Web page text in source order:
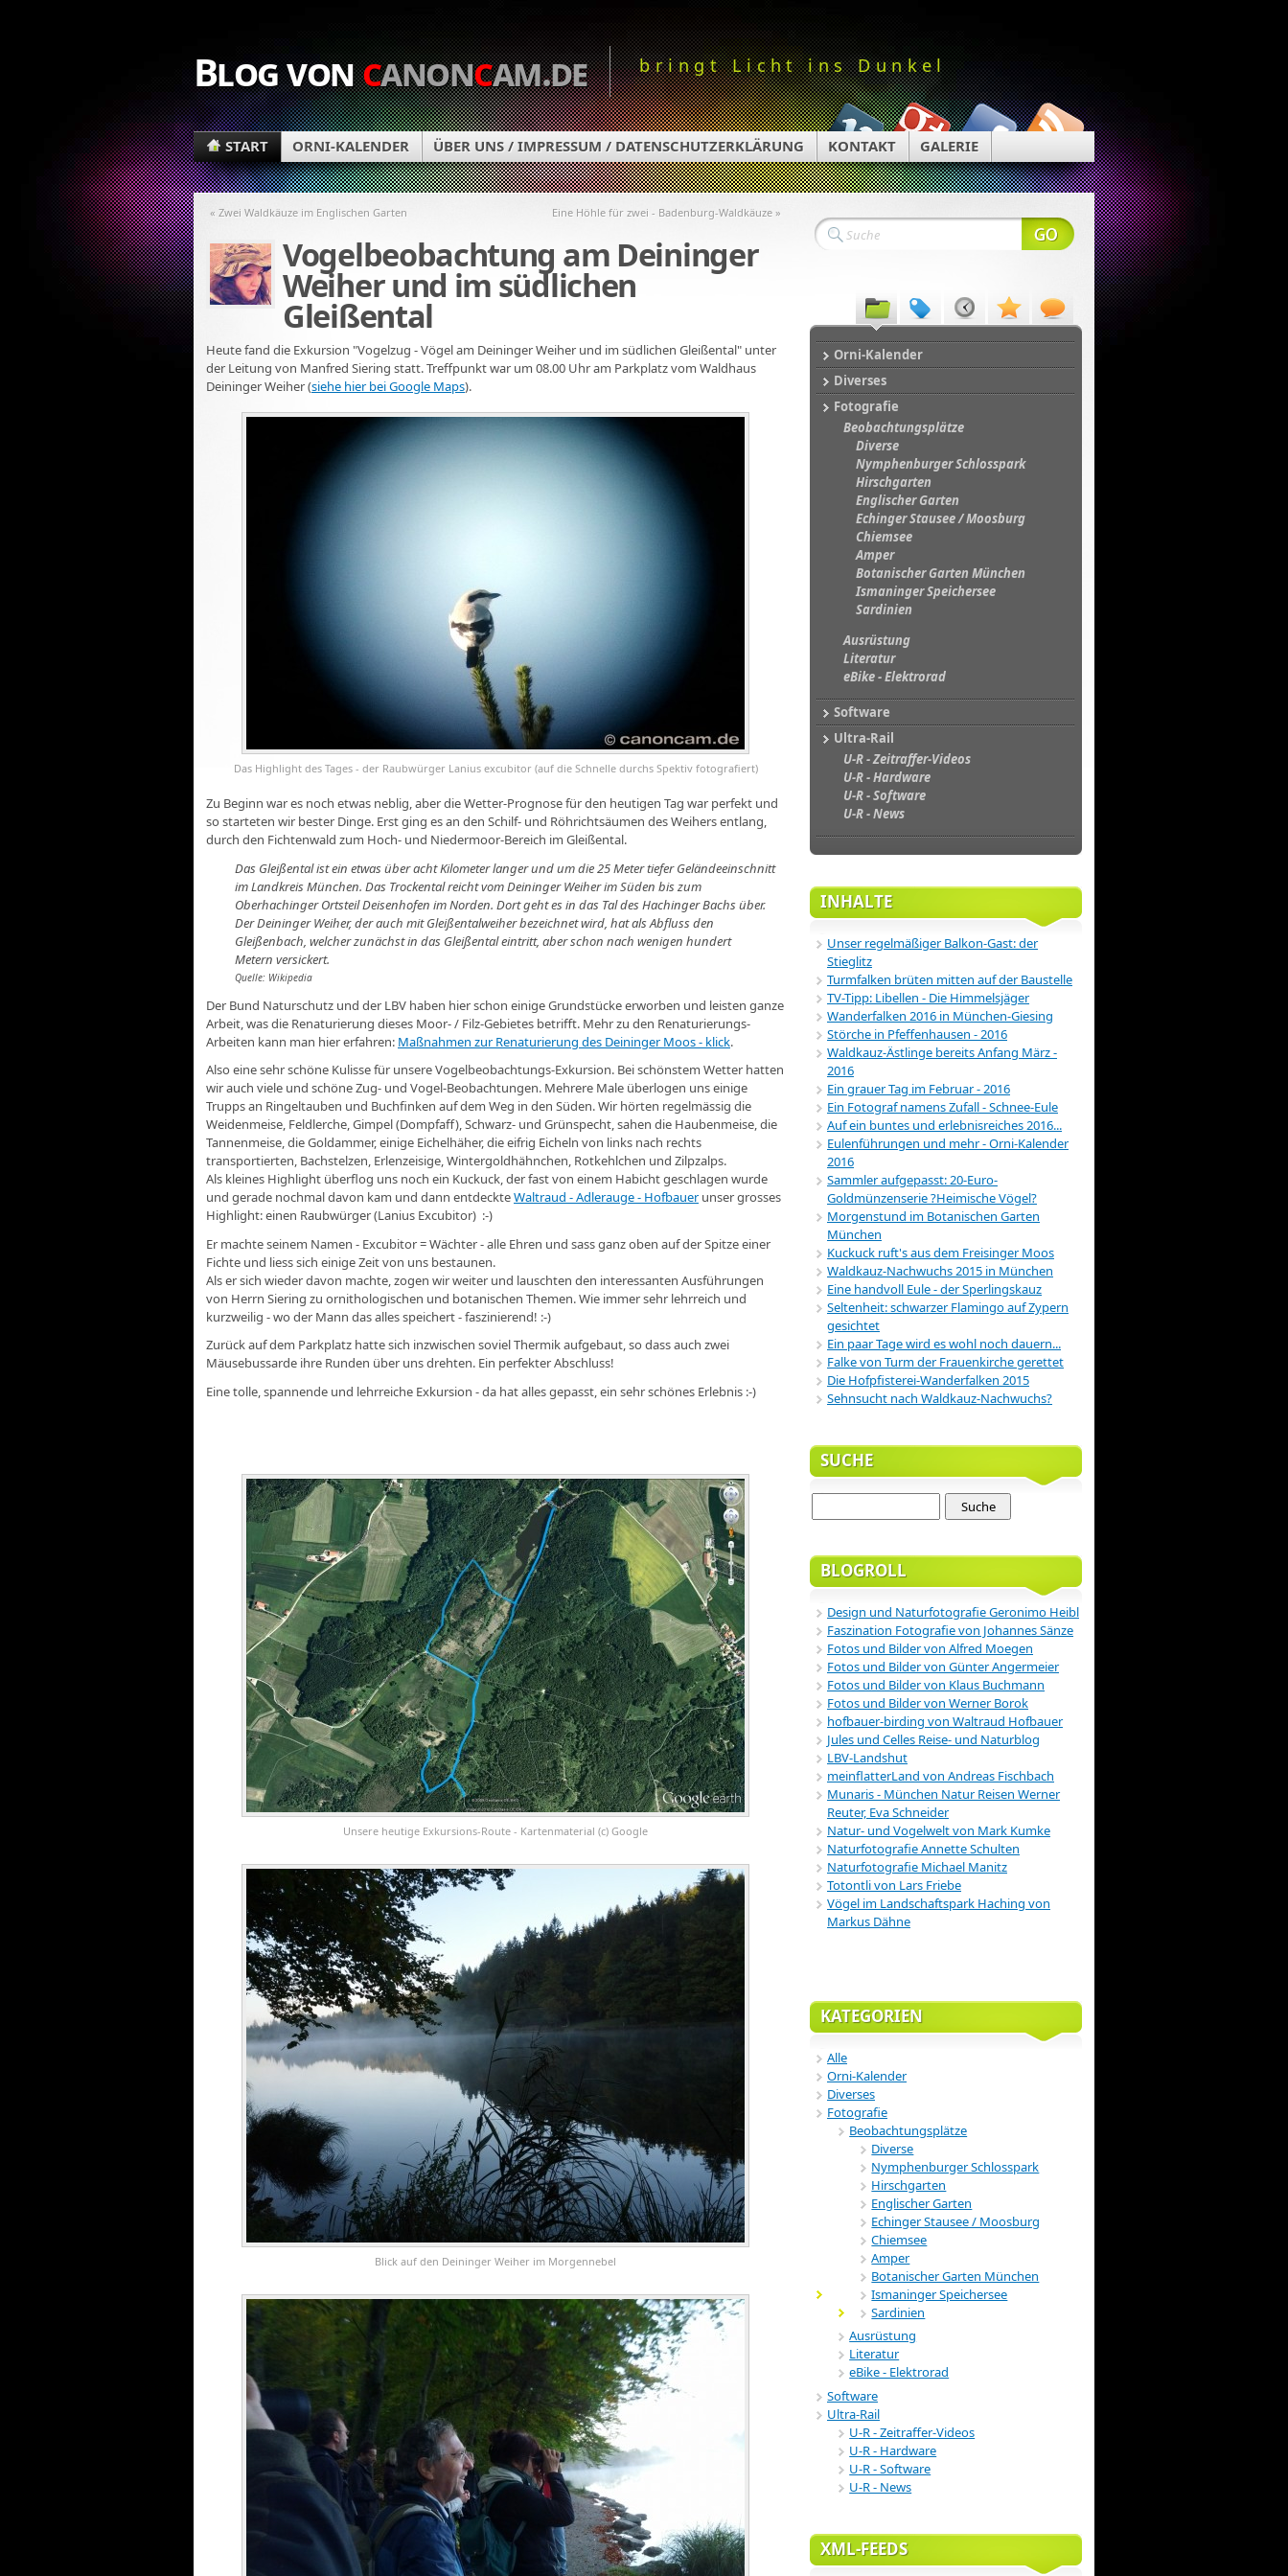
Blog voncanoncam.de bringt Licht ins Dunkel
START ORNI-KALENDER ÜBER UNS / IMPRESSUM / DATENSCHUTZERKLÄRUNG KONTAKT GALERIE
« Zwei Waldkäuze im Englischen Garten Eine Höhle für zwei - Badenburg-Waldkäuze »
Vogelbeobachtung am Deininger
Weiher und im südlichen
Gleißental
Heute fand die Exkursion "Vogelzug - Vögel am Deininger Weiher und im südlichen Gleißental" unter
der Leitung von Manfred Siering statt. Treffpunkt war um 08.00 Uhr am Parkplatz vom Waldhaus
Deininger Weiher (siehe hier bei Google Maps).
Das Highlight des Tages - der Raubwürger Lanius excubitor (auf die Schnelle durchs Spektiv fotografiert)
Zu Beginn war es noch etwas neblig, aber die Wetter-Prognose für den heutigen Tag war perfekt und
so starteten wir bester Dinge. Erst ging es an den Schilf- und Röhrichtsäumen des Weihers entlang,
durch den Fichtenwald zum Hoch- und Niedermoor-Bereich im Gleißental.
Das Gleißental ist ein etwas über acht Kilometer langer und um die 25 Meter tiefer Geländeeinschnitt
im Landkreis München. Das Trockental reicht vom Deininger Weiher im Süden bis zum
Oberhachinger Ortsteil Deisenhofen im Norden. Dort geht es in das Tal des Hachinger Bachs über.
Der Deininger Weiher, der auch mit Gleißentalweiher bezeichnet wird, hat als Abfluss den
Gleißenbach, welcher zunächst in das Gleißental eintritt, aber schon nach wenigen hundert
Metern versickert.
Quelle: Wikipedia
Der Bund Naturschutz und der LBV haben hier schon einige Grundstücke erworben und leisten ganze
Arbeit, was die Renaturierung dieses Moor- / Filz-Gebietes betrifft. Mehr zu den Renaturierungs-
Arbeiten kann man hier erfahren: Maßnahmen zur Renaturierung des Deininger Moos - klick.
Also eine sehr schöne Kulisse für unsere Vogelbeobachtungs-Exkursion. Bei schönstem Wetter hatten
wir auch viele und schöne Zug- und Vogel-Beobachtungen. Mehrere Male überlogen uns einige
Trupps an Ringeltauben und Buchfinken auf dem Weg in den Süden. Wir hörten regelmässig die
Weidenmeise, Feldlerche, Gimpel (Dompfaff), Schwarz- und Grünspecht, sahen die Haubenmeise, die
Tannenmeise, die Goldammer, einige Eichelhäher, die eifrig Eicheln von links nach rechts
transportierten, Bachstelzen, Erlenzeisige, Wintergoldhähnchen, Rotkehlchen und Zilpzalps.
Als kleines Highlight überflog uns noch ein Kuckuck, der fast von einem Habicht geschlagen wurde
und gerade nochmal davon kam und dann entdeckteWaltraud - Adlerauge - Hofbauerunser grosses
Highlight: einen Raubwürger (Lanius Excubitor) :-)
Er machte seinem Namen - Excubitor = Wächter - alle Ehren und sass ganz oben auf der Spitze einer
Fichte und liess sich einige Zeit von uns bestaunen.
Als er sich wieder davon machte, zogen wir weiter und lauschten den interessanten Ausführungen
von Herrn Siering zu ornithologischen und botanischen Themen. Wie immer sehr lehrreich und
kurzweilig - wo der Mann das alles speichert - faszinierend! :-)
Zurück auf dem Parkplatz hatte sich inzwischen soviel Thermik aufgebaut, so dass auch zwei
Mäusebussarde ihre Runden über uns drehten. Ein perfekter Abschluss!
Eine tolle, spannende und lehrreiche Exkursion - da hat alles gepasst, ein sehr schönes Erlebnis :-)
Unsere heutige Exkursions-Route - Kartenmaterial (c) Google
Blick auf den Deininger Weiher im Morgennebel
Orni-Kalender
Diverses
Fotografie
Beobachtungsplätze
Diverse
Nymphenburger Schlosspark
Hirschgarten
Englischer Garten
Echinger Stausee / Moosburg
Chiemsee
Amper
Botanischer Garten München
Ismaninger Speichersee
Sardinien
Ausrüstung
Literatur
eBike - Elektrorad
Software
Ultra-Rail
U-R - Zeitraffer-Videos
U-R - Hardware
U-R - Software
U-R - News
INHALTE
Unser regelmäßiger Balkon-Gast: der
Stieglitz
Turmfalken brüten mitten auf der Baustelle
TV-Tipp: Libellen - Die Himmelsjäger
Wanderfalken 2016 in München-Giesing
Störche in Pfeffenhausen - 2016
Waldkauz-Ästlinge bereits Anfang März -
2016
Ein grauer Tag im Februar - 2016
Ein Fotograf namens Zufall - Schnee-Eule
Auf ein buntes und erlebnisreiches 2016...
Eulenführungen und mehr - Orni-Kalender
2016
Sammler aufgepasst: 20-Euro-
Goldmünzenserie ?Heimische Vögel?
Morgenstund im Botanischen Garten
München
Kuckuck ruft's aus dem Freisinger Moos
Waldkauz-Nachwuchs 2015 in München
Eine handvoll Eule - der Sperlingskauz
Seltenheit: schwarzer Flamingo auf Zypern
gesichtet
Ein paar Tage wird es wohl noch dauern...
Falke von Turm der Frauenkirche gerettet
Die Hofpfisterei-Wanderfalken 2015
Sehnsucht nach Waldkauz-Nachwuchs?
SUCHE
BLOGROLL
Design und Naturfotografie Geronimo Heibl
Faszination Fotografie von Johannes Sänze
Fotos und Bilder von Alfred Moegen
Fotos und Bilder von Günter Angermeier
Fotos und Bilder von Klaus Buchmann
Fotos und Bilder von Werner Borok
hofbauer-birding von Waltraud Hofbauer
Jules und Celles Reise- und Naturblog
LBV-Landshut
meinflatterLand von Andreas Fischbach
Munaris - München Natur Reisen Werner
Reuter, Eva Schneider
Natur- und Vogelwelt von Mark Kumke
Naturfotografie Annette Schulten
Naturfotografie Michael Manitz
Totontli von Lars Friebe
Vögel im Landschaftspark Haching von
Markus Dähne
KATEGORIEN
Alle
Orni-Kalender
Diverses
Fotografie
Beobachtungsplätze
Diverse
Nymphenburger Schlosspark
Hirschgarten
Englischer Garten
Echinger Stausee / Moosburg
Chiemsee
Amper
Botanischer Garten München
Ismaninger Speichersee
Sardinien
Ausrüstung
Literatur
eBike - Elektrorad
Software
Ultra-Rail
U-R - Zeitraffer-Videos
U-R - Hardware
U-R - Software
U-R - News
XML-FEEDS